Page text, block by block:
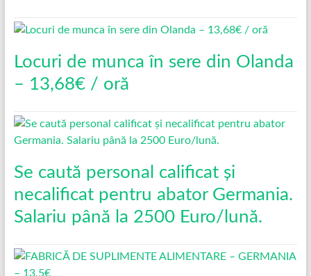
Locuri de munca în sere din Olanda
– 13,68€ / oră
Se caută personal calificat și
necalificat pentru abator Germania.
Salariu până la 2500 Euro/lună.